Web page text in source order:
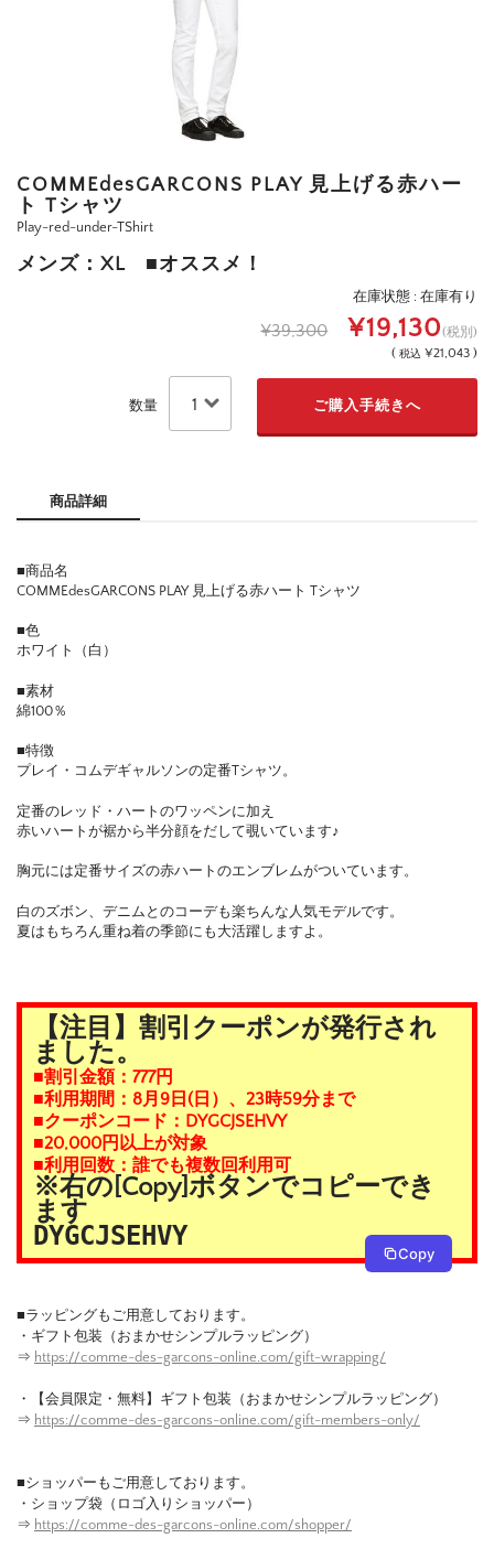
COMMEdesGARCONS PLAY 見上げる赤ハー
ト Tシャツ
Play-red-under-TShirt
メンズ：XL ■オススメ！
在庫状態 : 在庫有り
¥39,300 ¥19,130(税別)
( 税込 ¥21,043 )
数量
商品詳細
■商品名
COMMEdesGARCONS PLAY 見上げる赤ハート Tシャツ
■色
ホワイト（白）
■素材
綿100％
■特徴
プレイ・コムデギャルソンの定番Tシャツ。
定番のレッド・ハートのワッペンに加え
赤いハートが裾から半分顔をだして覗いています♪
胸元には定番サイズの赤ハートのエンブレムがついています。
白のズボン、デニムとのコーデも楽ちんな人気モデルです。
夏はもちろん重ね着の季節にも大活躍しますよ。
【注目】割引クーポンが発行され
ました。
■割引金額：777円
■利用期間：8月9日(日）、23時59分まで
■クーポンコード：DYGCJSEHVY
■20,000円以上が対象
■利用回数：誰でも複数回利用可
※右の[Copy]ボタンでコピーでき
ます
DYGCJSEHVY
Copy
■ラッピングもご用意しております。
・ギフト包装（おまかせシンプルラッピング）
⇒ https://comme-des-garcons-online.com/gift-wrapping/
・【会員限定・無料】ギフト包装（おまかせシンプルラッピング）
⇒ https://comme-des-garcons-online.com/gift-members-only/
■ショッパーもご用意しております。
・ショップ袋（ロゴ入りショッパー）
⇒ https://comme-des-garcons-online.com/shopper/